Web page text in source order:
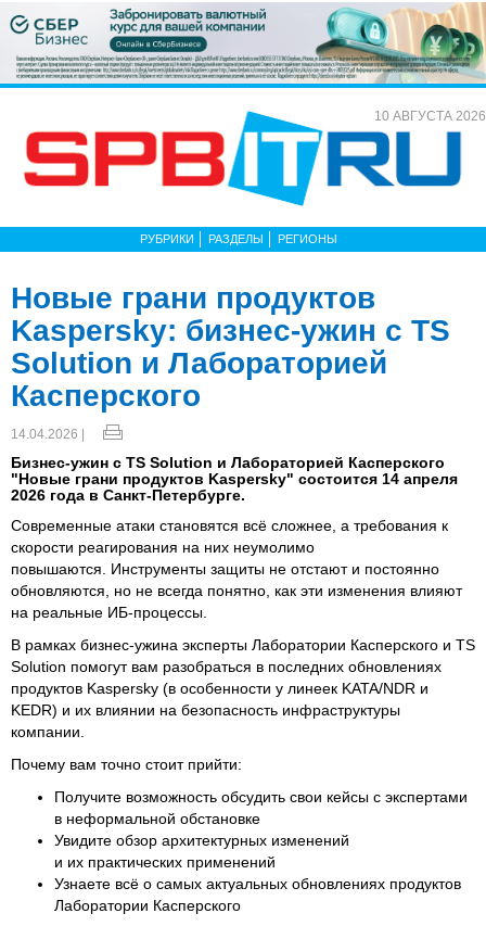
10 АВГУСТА 2026
РУБРИКИ РАЗДЕЛЫ РЕГИОНЫ
Новые грани продуктов
Kaspersky: бизнес-ужин с TS
Solution и Лабораторией
Касперского
14.04.2026 |
Бизнес-ужин с TS Solution и Лабораторией Касперского
"Новые грани продуктов Kaspersky" состоится 14 апреля
2026 года в Санкт-Петербурге.
Современные атаки становятся всё сложнее, а требования к
скорости реагирования на них неумолимо
повышаются. Инструменты защиты не отстают и постоянно
обновляются, но не всегда понятно, как эти изменения влияют
на реальные ИБ-процессы.
В рамках бизнес-ужина эксперты Лаборатории Касперского и TS
Solution помогут вам разобраться в последних обновлениях
продуктов Kaspersky (в особенности у линеек KATA/NDR и
KEDR) и их влиянии на безопасность инфраструктуры
компании.
Почему вам точно стоит прийти:
Получите возможность обсудить свои кейсы с экспертами
в неформальной обстановке
Увидите обзор архитектурных изменений
и их практических применений
Узнаете всё о самых актуальных обновлениях продуктов
Лаборатории Касперского